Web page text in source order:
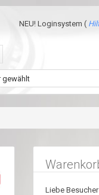
NEU! Loginsystem (
Liebe